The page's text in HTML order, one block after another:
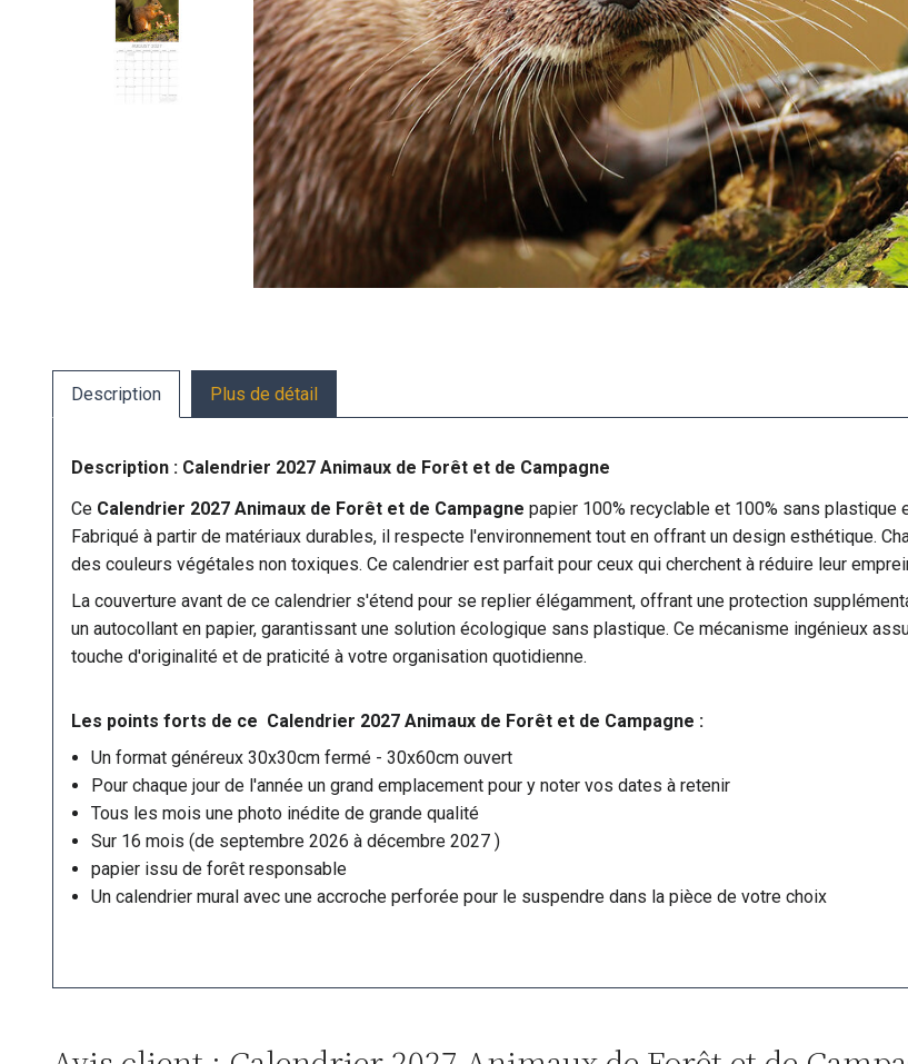
Description Plus de détail
Description : Calendrier 2027 Animaux de Forêt et de Campagne
Ce Calendrier 2027 Animaux de Forêt et de Campagne papier 100% recyclable et 100% sans
Fabriqué à partir de matériaux durables, il respecte l'environnement tout en offrant un design esthétique.
des couleurs végétales non toxiques. Ce calendrier est parfait pour ceux qui cherchent à réduire leur
La couverture avant de ce calendrier s'étend pour se replier élégamment, offrant une protection
un autocollant en papier, garantissant une solution écologique sans plastique. Ce mécanisme ingénieux
touche d'originalité et de praticité à votre organisation quotidienne.
Les points forts de ce Calendrier 2027 Animaux de Forêt et de Campagne :
Un format généreux 30x30cm fermé - 30x60cm ouvert
Pour chaque jour de l'année un grand emplacement pour y noter vos dates à retenir
Tous les mois une photo inédite de grande qualité
Sur 16 mois (de septembre 2026 à décembre 2027 )
papier issu de forêt responsable
Un calendrier mural avec une accroche perforée pour le suspendre dans la pièce de votre choix